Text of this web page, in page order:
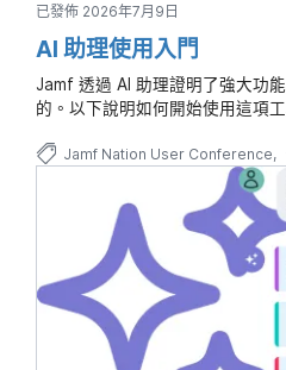
已發佈 2026年7月9日
AI 助理使用入門
Jamf 透過 AI 助理證明了強大功
的。以下說明如何開始使用這項工
Jamf Nation User Conference